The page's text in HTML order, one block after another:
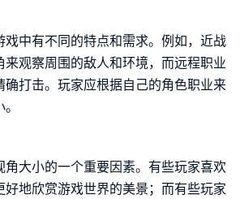
戏中有不同的特点和需求。例如，近战
观察周围的敌人和环境，而远程职业
确打击。玩家应根据自己的角色职业来
大小的一个重要因素。有些玩家喜欢
地欣赏游戏世界的美景；而有些玩家